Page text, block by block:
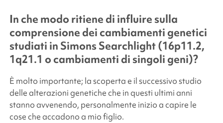
In che modo ritiene di influire sulla
comprensione dei cambiamenti genetici
studiati in Simons Searchlight(16p11.2,
1q21.1 o cambiamenti di singoli geni)?
È molto importante; la scoperta e il successivo studio
delle alterazioni genetiche che in questi ultimi anni
stanno avvenendo, personalmente inizio a capire le
cose che accadono a mio figlio.